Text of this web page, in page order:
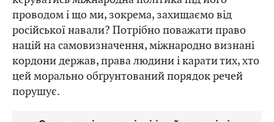
проводом і що ми, зокрема, захищаємо від
російської навали? Потрібно поважати право
націй на самовизначення, міжнародно визнані
кордони держав, права людини і карати тих, хто
цей морально обґрунтований порядок речей
порушує.